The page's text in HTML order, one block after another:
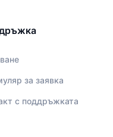
за заявка
с поддръжката